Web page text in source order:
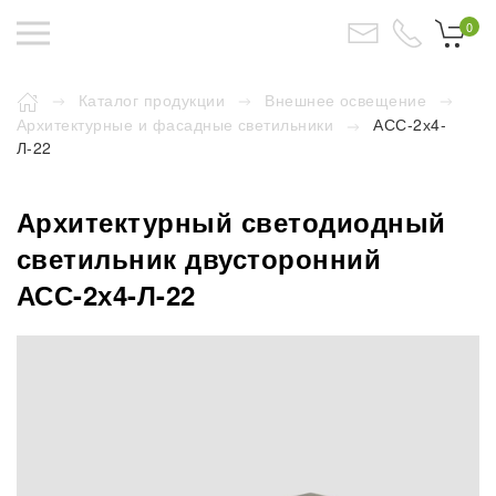
0
Каталог продукции
Внешнее освещение
Архитектурные и фасадные светильники
АСС-2х4-
Л-22
Архитектурный светодиодный
светильник двусторонний
АСС-2х4-Л-22